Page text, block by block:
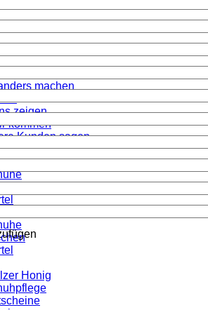
machen
zeigen
kommen
Kunden sagen
Honig